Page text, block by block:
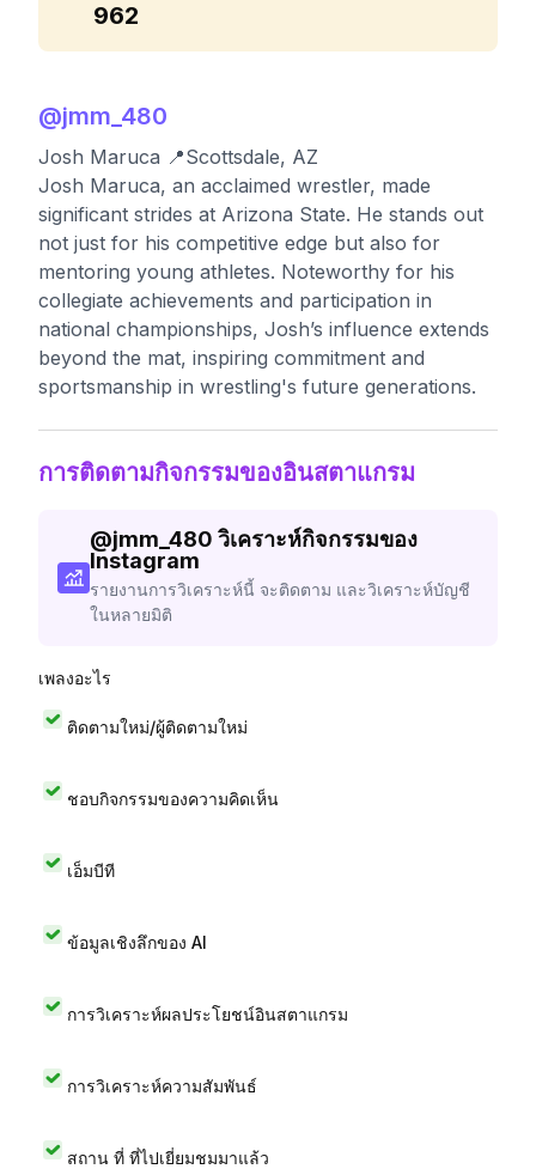
962
@jmm_480
Josh Maruca 📍Scottsdale, AZ
Josh Maruca, an acclaimed wrestler, made
significant strides at Arizona State. He stands out
not just for his competitive edge but also for
mentoring young athletes. Noteworthy for his
collegiate achievements and participation in
national championships, Josh’s influence extends
beyond the mat, inspiring commitment and
sportsmanship in wrestling's future generations.
การติดตามกิจกรรมของอินสตาแกรม
@jmm_480 วิเคราะห์กิจกรรมของ
Instagram
รายงานการวิเคราะห์นี้ จะติดตาม และวิเคราะห์บัญชี
ในหลายมิติ
เพลงอะไร
ติดตามใหม่/ผู้ติดตามใหม่
ชอบกิจกรรมของความคิดเห็น
เอ็มบีที
ข้อมูลเชิงลึกของ AI
การวิเคราะห์ผลประโยชน์อินสตาแกรม
การวิเคราะห์ความสัมพันธ์
สถาน ที่ ที่ไปเยี่ยมชมมาแล้ว